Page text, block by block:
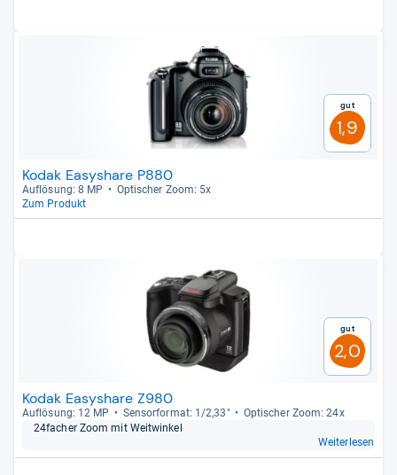
Gut
1,9
Kodak Easyshare P880
Auf­lö­sung: 8 MP
Opti­scher Zoom: 5x
Zum Produkt
Gut
2,0
Kodak Easyshare Z980
Auf­lö­sung: 12 MP Sen­sor­for­mat: 1/2,33"
Opti­scher Zoom: 24x
24facher Zoom mit Weit­win­kel
Weiterlesen